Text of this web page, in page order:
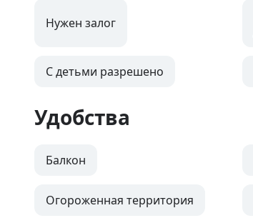
Нужен залог
С детьми разрешено
Удобства
Балкон
Огороженная территория